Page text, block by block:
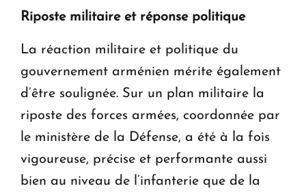
Riposte militaire et réponse politique
La réaction militaire et politique du
gouvernement arménien mérite également
d’être soulignée. Sur un plan militaire la
riposte des forces armées, coordonnée par
le ministère de la Défense, a été à la fois
vigoureuse, précise et performante aussi
bien au niveau de l’infanterie que de la